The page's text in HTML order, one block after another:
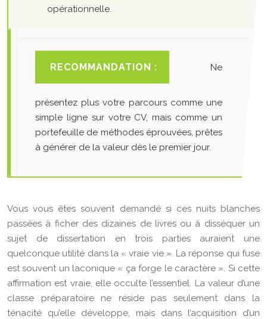
opérationnelle.
RECOMMANDATION : Ne
présentez plus votre parcours comme une
simple ligne sur votre CV, mais comme un
portefeuille de méthodes éprouvées, prêtes
à générer de la valeur dès le premier jour.
Vous vous êtes souvent demandé si ces nuits blanches
passées à ficher des dizaines de livres ou à disséquer un
sujet de dissertation en trois parties auraient une
quelconque utilité dans la « vraie vie ». La réponse qui fuse
est souvent un laconique « ça forge le caractère ». Si cette
affirmation est vraie, elle occulte l’essentiel. La valeur d’une
classe préparatoire ne réside pas seulement dans la
ténacité qu’elle développe, mais dans l’acquisition d’un